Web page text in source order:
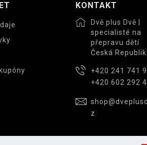
KONTAKT
Dvě plus Dvě |
specialisté na
přepravu dětí
Česká
+420 241 741
+420 602 292
z